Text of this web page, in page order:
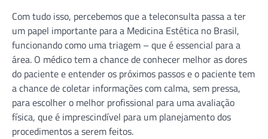
Com tudo isso, percebemos que a teleconsulta passa a ter
um papel importante para a Medicina Estética no Brasil,
funcionando como uma triagem – que é essencial para a
área. O médico tem a chance de conhecer melhor as dores
do paciente e entender os próximos passos e o paciente tem
a chance de coletar informações com calma, sem pressa,
para escolher o melhor profissional para uma avaliação
física, que é imprescindível para um planejamento dos
procedimentos a serem feitos.